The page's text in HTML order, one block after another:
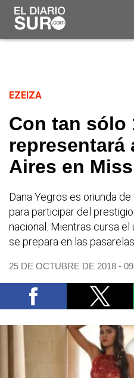
EZEIZA
Con tan sólo
representará
Aires en
Dana Yegros es oriunda
para participar del
nacional. Mientras cursa
se prepara en las
25 DE OCTUBRE DE 2018 -